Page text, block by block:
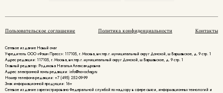
Пользовательское соглашение Политика конфиденциальности Контакты
Сетевое издание Новый очаг
Учредитель ООО «Фэшн Пресс»: 117105, г. Москва, вн.тер.г. муниципальный округ Донской, ш Варшавское, д. 9 стр. 1
Адрес редакции: 117105, г. Москва, вн.тер.г. муниципальный округ Донской, ш Варшавское, д. 9 стр. 1
Главный редактор: Родикова Наталья Александровна
Адрес электронной почты редакции: info@novochag.ru
Номер телефона редакции: +7 (495) 252-09-99
Знак информационной продукции: 16+
Cетевое издание зарегистрировано Федеральной службой по надзору в сфере связи, информационных технологий и